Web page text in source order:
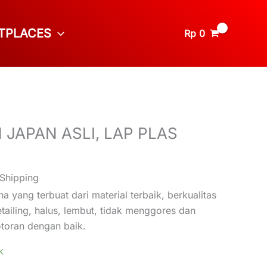
Rp 0
JAPAN ASLI, LAP PLAS
yang terbuat dari material terbaik, berkualitas
halus, lembut, tidak menggores dan
dengan baik.